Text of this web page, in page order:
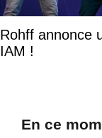
Rohff annonce
IAM !
En ce